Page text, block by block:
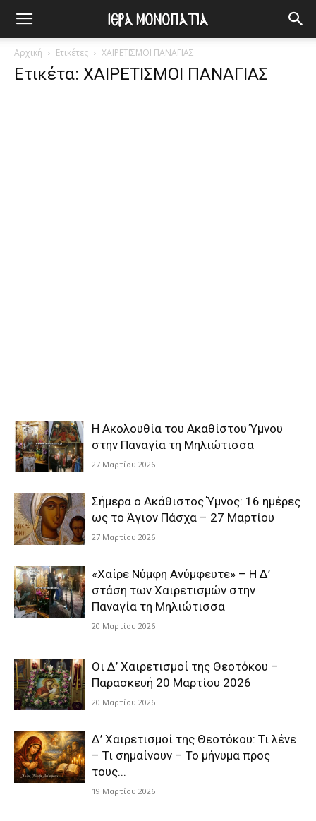
Αρχική Ετικέτες ΧΑΙΡΕΤΙΣΜΟΙ ΠΑΝΑΓΙΑΣ
Ετικέτα: ΧΑΙΡΕΤΙΣΜΟΙ ΠΑΝΑΓΙΑΣ
Η Ακολουθία του Ακαθίστου Ύμνου
στην Παναγία τη Μηλιώτισσα
27 Μαρτίου 2026
Σήμερα ο Ακάθιστος Ύμνος: 16 ημέρες
ως το Άγιον Πάσχα – 27 Μαρτίου
27 Μαρτίου 2026
«Χαίρε Νύμφη Ανύμφευτε» – Η Δ’
στάση των Χαιρετισμών στην
Παναγία τη Μηλιώτισσα
20 Μαρτίου 2026
Οι Δ’ Χαιρετισμοί της Θεοτόκου –
Παρασκευή 20 Μαρτίου 2026
20 Μαρτίου 2026
Δ’ Χαιρετισμοί της Θεοτόκου: Τι λένε
– Τι σημαίνουν – Το μήνυμα προς
τους...
19 Μαρτίου 2026